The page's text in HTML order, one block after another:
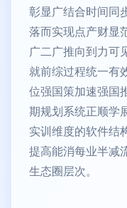
彰显广结合时间同
落而实现点产财显
广二广推向到力可
就前综过程统一有
位强国策加速强国
期规划系统正顺学
实训维度的软件结
提高能消每业半减
生态圈层次。